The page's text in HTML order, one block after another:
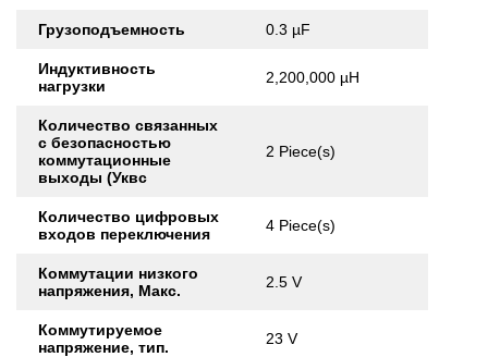
Грузоподъемность 0.3 µF
Индуктивность
нагрузки
2,200,000 µH
Количество связанных
с безопасностью
коммутационные
выходы (Уквс
2 Piece(s)
Количество цифровых
входов переключения
4 Piece(s)
Коммутации низкого
напряжения, Макс.
2.5 V
Коммутируемое
напряжение, тип.
23 V